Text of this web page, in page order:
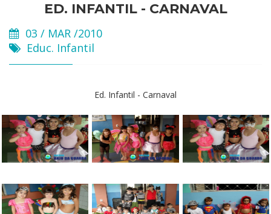
ED. INFANTIL - CARNAVAL
03 / MAR /2010
Educ. Infantil
Ed. Infantil - Carnaval